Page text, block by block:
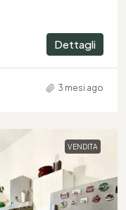
Dettagli
3 mesi ago
VENDITA